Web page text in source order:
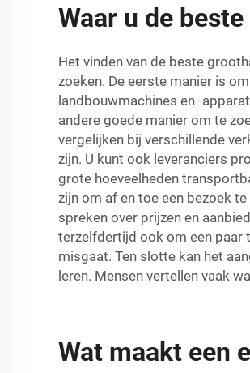
Waar u de
Het vinden van de beste
zoeken. De eerste manier is
landbouwmachines en -
andere goede manier om te
vergelijken bij verschillende
zijn. U kunt ook leveranciers
grote hoeveelheden
zijn om af en toe een bezoek
spreken over prijzen en
terzelfdertijd ook om een paar
misgaat. Ten slotte kan het
leren. Mensen vertellen vaak
Wat maakt een